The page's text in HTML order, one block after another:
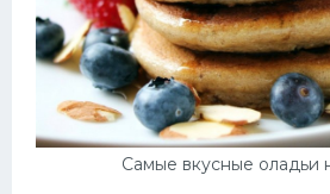
Самые вкусные оладьи